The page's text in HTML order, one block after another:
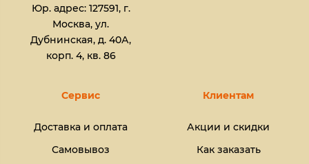
Юр. адрес: 127591, г.
Москва, ул.
Дубнинская, д. 40А,
корп. 4, кв. 86
Сервис
Доставка и оплата
Самовывоз
Клиентам
Акции и скидки
Как заказать